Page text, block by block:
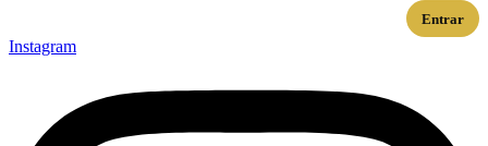
Entrar
Instagram